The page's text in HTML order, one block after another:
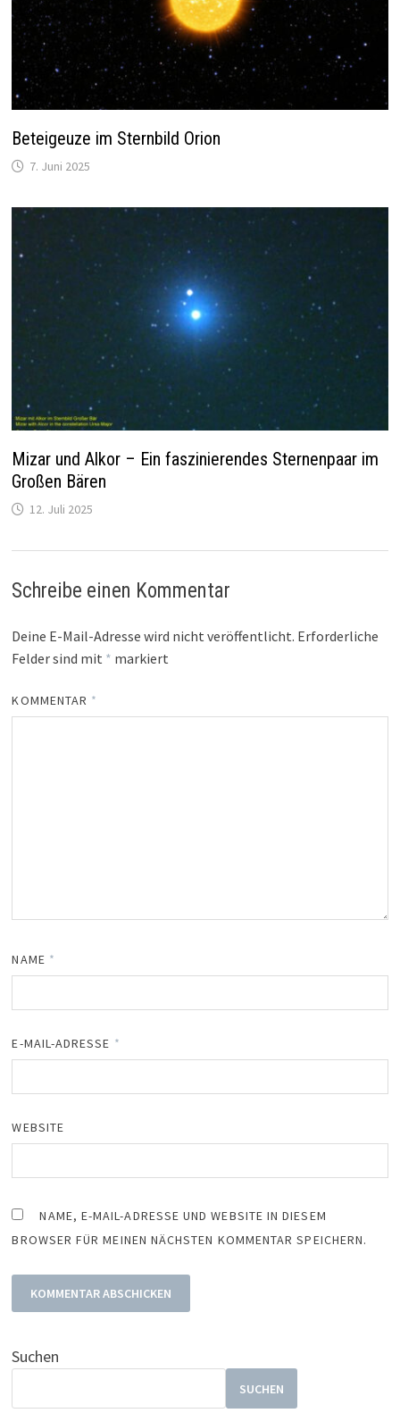
Beteigeuze im Sternbild Orion
7. Juni 2025
Mizar und Alkor – Ein faszinierendes Sternenpaar im
Großen Bären
12. Juli 2025
Schreibe einen Kommentar
Deine E-Mail-Adresse wird nicht veröffentlicht. Erforderliche
Felder sind mit * markiert
KOMMENTAR *
NAME *
E-MAIL-ADRESSE *
WEBSITE
NAME, E-MAIL-ADRESSE UND WEBSITE IN DIESEM
BROWSER FÜR MEINEN NÄCHSTEN KOMMENTAR SPEICHERN.
Suchen
SUCHEN